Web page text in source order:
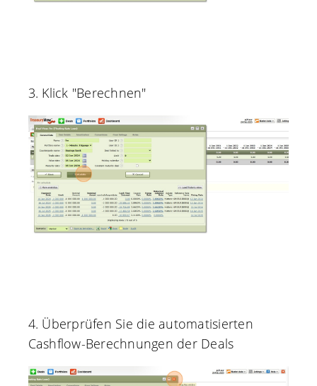
3. Klick "Berechnen"
4. Überprüfen Sie die automatisierten
Cashflow-Berechnungen der Deals